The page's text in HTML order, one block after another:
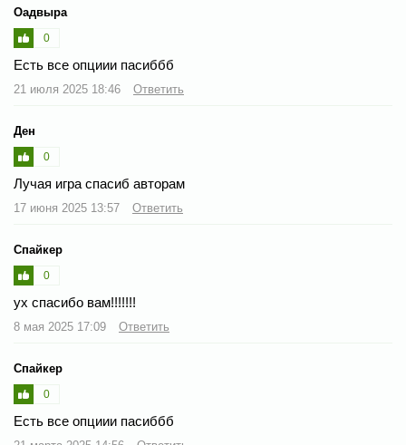
Оадвыра
0
Есть все опциии пасиббб
21 июля 2025 18:46 Ответить
Ден
0
Лучая игра спасиб авторам
17 июня 2025 13:57 Ответить
Спайкер
0
ух спасибо вам!!!!!!!
8 мая 2025 17:09 Ответить
Спайкер
0
Есть все опциии пасиббб